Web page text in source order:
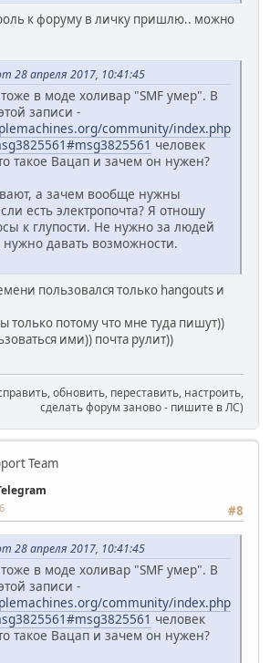
к форуму в личку пришлю.. можно
28 апреля 2017, 10:41:45
в моде холивар "SMF умер". В
записи -
community/index.php
человек
такое Вацап и зачем он нужен?
а зачем вообще нужны
есть электропочта? Я отношу
к глупости. Не нужно за людей
давать возможности.
пользовался только hangouts и
только потому что мне туда пишут))
ими)) почта рулит))
обновить, переставить, настроить,
сделать форум заново - пишите в ЛС)
Team
#8
28 апреля 2017, 10:41:45
в моде холивар "SMF умер". В
записи -
community/index.php
человек
такое Вацап и зачем он нужен?